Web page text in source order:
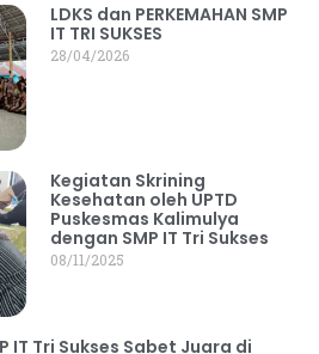
LDKS dan PERKEMAHAN SMP
IT TRI SUKSES
28/04/2026
Kegiatan Skrining
Kesehatan oleh UPTD
Puskesmas Kalimulya
dengan SMP IT Tri Sukses
08/11/2025
IT Tri Sukses Sabet Juara di